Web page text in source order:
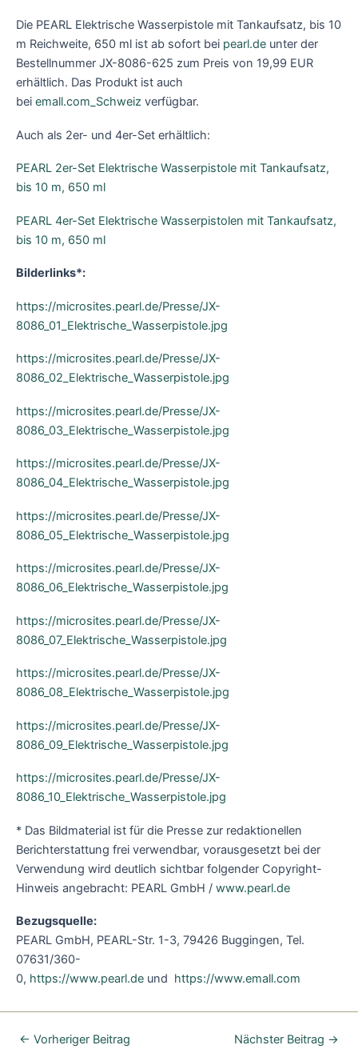
Die PEARL Elektrische Wasserpistole mit Tankaufsatz, bis 10
m Reichweite, 650 ml ist ab sofort bei pearl.de unter der
Bestellnummer JX-8086-625 zum Preis von 19,99 EUR
erhältlich. Das Produkt ist auch
bei emall.com_Schweiz verfügbar.
Auch als 2er- und 4er-Set erhältlich:
PEARL 2er-Set Elektrische Wasserpistole mit Tankaufsatz,
bis 10 m, 650 ml
PEARL 4er-Set Elektrische Wasserpistolen mit Tankaufsatz,
bis 10 m, 650 ml
Bilderlinks*:
https://microsites.pearl.de/Presse/JX-
8086_01_Elektrische_Wasserpistole.jpg
https://microsites.pearl.de/Presse/JX-
8086_02_Elektrische_Wasserpistole.jpg
https://microsites.pearl.de/Presse/JX-
8086_03_Elektrische_Wasserpistole.jpg
https://microsites.pearl.de/Presse/JX-
8086_04_Elektrische_Wasserpistole.jpg
https://microsites.pearl.de/Presse/JX-
8086_05_Elektrische_Wasserpistole.jpg
https://microsites.pearl.de/Presse/JX-
8086_06_Elektrische_Wasserpistole.jpg
https://microsites.pearl.de/Presse/JX-
8086_07_Elektrische_Wasserpistole.jpg
https://microsites.pearl.de/Presse/JX-
8086_08_Elektrische_Wasserpistole.jpg
https://microsites.pearl.de/Presse/JX-
8086_09_Elektrische_Wasserpistole.jpg
https://microsites.pearl.de/Presse/JX-
8086_10_Elektrische_Wasserpistole.jpg
* Das Bildmaterial ist für die Presse zur redaktionellen
Berichterstattung frei verwendbar, vorausgesetzt bei der
Verwendung wird deutlich sichtbar folgender Copyright-
Hinweis angebracht: PEARL GmbH / www.pearl.de
Bezugsquelle:
PEARL GmbH, PEARL-Str. 1-3, 79426 Buggingen, Tel.
07631/360-
0, https://www.pearl.de und https://www.emall.com
← Vorheriger Beitrag Nächster Beitrag →